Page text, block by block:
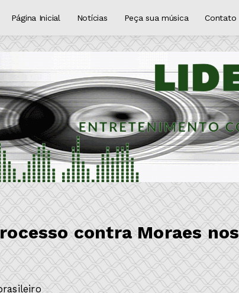
Página Inicial Notícias Peça sua música Contato
contra Moraes nos